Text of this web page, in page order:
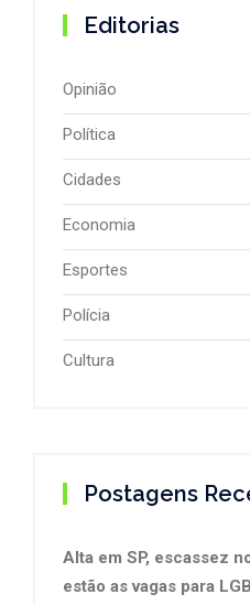
Editorias
Opinião
Política
Cidades
Economia
Esportes
Polícia
Cultura
Postagens
Alta em SP, escassez
estão as vagas para